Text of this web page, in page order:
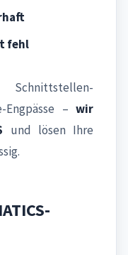
fehl
– wir
und lösen Ihre